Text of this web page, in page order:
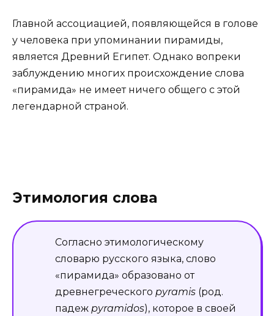
Главной ассоциацией, появляющейся в голове
у человека при упоминании пирамиды,
является Древний Египет. Однако вопреки
заблуждению многих происхождение слова
«пирамида» не имеет ничего общего с этой
легендарной страной.
Этимология слова
Согласно этимологическому
словарю русского языка, слово
«пирамида» образовано от
древнегреческого pyramis (род.
падеж pyramidos), которое в своей